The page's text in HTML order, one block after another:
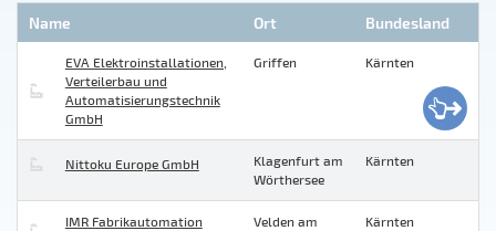
Name Ort Bundesland
EVA Elektroinstallationen,
Verteilerbau und
Automatisierungstechnik
GmbH
Griffen Kärnten
Nittoku Europe GmbH
Klagenfurt am
Wörthersee
Kärnten
IMR Fabrikautomation
Velden am
Kärnten